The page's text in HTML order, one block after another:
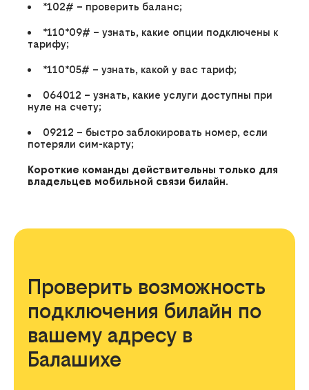
*102# – проверить баланс;
*110*09# – узнать, какие опции подключены к
тарифу;
*110*05# – узнать, какой у вас тариф;
064012 – узнать, какие услуги доступны при
нуле на счету;
09212 – быстро заблокировать номер, если
потеряли сим-карту;
Короткие команды действительны только для
владельцев мобильной связи билайн.
Проверить возможность
подключения билайн по
вашему адресу в
Балашихе